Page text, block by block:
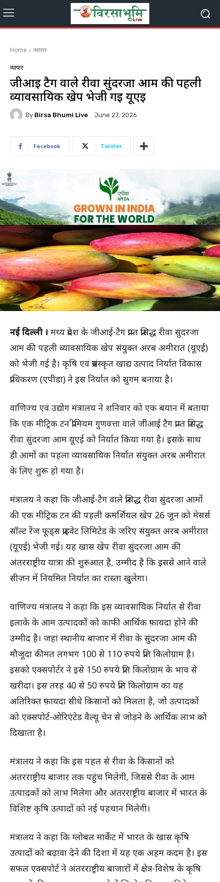
Home व्यापार
व्यापार
जीआई टैग वाले रीवा सुंदरजा आम की पहली
व्यावसायिक खेप भेजी गई यूएई
By Birsa Bhumi Live June 27, 2026
Facebook Twitter
नई दिल्ली । मध्य प्रदेश के जीआई-टैग प्राप्त प्रसिद्ध रीवा सुंदरजा
आम की पहली व्यावसायिक खेप संयुक्त अरब अमीरात (यूएई)
को भेजी गई है। कृषि एवं प्रसंस्कृत खाद्य उत्पाद निर्यात विकास
प्राधिकरण (एपीडा) ने इस निर्यात को सुगम बनाया है।
वाणिज्य एवं उद्योग मंत्रालय ने शनिवार को एक बयान में बताया
कि एक मीट्रिक टन प्रीमियम गुणवत्ता वाले जीआई टैग प्राप्त प्रसिद्ध
रीवा सुंदरजा आम यूएई को निर्यात किया गया है। इसके साथ
ही आमों का पहला व्यावसायिक निर्यात संयुक्त अरब अमीरात
के लिए शुरू हो गया है।
मंत्रालय ने कहा कि जीआई-टैग वाले प्रसिद्ध रीवा सुंदरजा आमों
की एक मीट्रिक टन की पहली कमर्शियल खेप 26 जून को मेसर्स
सॉल्ट रेंज फूड्स प्राइवेट लिमिटेड के जरिए संयुक्त अरब अमीरात
(यूएई) भेजी गई। यह खास खेप रीवा सुंदरजा आम की
अंतरराष्ट्रीय यात्रा की शुरुआत है, उम्मीद है कि इससे आने वाले
सीज़न में नियमित निर्यात का रास्ता खुलेगा।
वाणिज्य मंत्रालय ने कहा कि इस व्यावसायिक निर्यात से रीवा
इलाके के आम उत्पादकों को काफी आर्थिक फ़ायदा होने की
उम्मीद है। जहां स्थानीय बाजार में रीवा के सुंदरजा आम की
मौजूदा कीमत लगभग 100 से 110 रुपये प्रति किलोग्राम है।
इसको एक्सपोर्टर ने इसे 150 रुपये प्रति किलोग्राम के भाव से
खरीदा। इस तरह 40 से 50 रुपये प्रति किलोग्राम का यह
अतिरिक्त फ़ायदा सीधे किसानों को मिलता है, जो उत्पादकों
को एक्सपोर्ट-ओरिएंटेड वैल्यू चेन से जोड़ने के आर्थिक लाभ को
दिखाता है।
मंत्रालय ने कहा कि इस पहल से रीवा के किसानों को
अंतरराष्ट्रीय बाजार तक पहुंच मिलेगी, जिससे रीवा के आम
उत्पादकों को लाभ मिलेगा और अंतरराष्ट्रीय बाजार में भारत के
विशिष्ट कृषि उत्पादों को नई पहचान मिलेगी।
मंत्रालय ने कहा कि ग्लोबल मार्केट में भारत के खास कृषि
उत्पादों को बढ़ावा देने की दिशा में यह एक अहम कदम है। इस
सफल एक्सपोर्ट ने अंतरराष्ट्रीय बाजारों में क्षेत्र-विशेष के कृषि